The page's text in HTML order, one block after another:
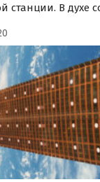
станции. В духе
Российской
(РОСС)